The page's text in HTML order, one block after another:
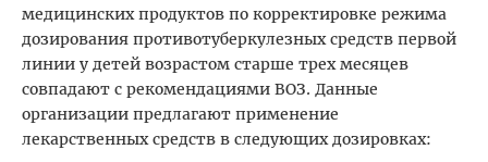
медицинских продуктов по корректировке режима
дозирования противотуберкулезных средств первой
линии у детей возрастом старше трех месяцев
совпадают с рекомендациями ВОЗ. Данные
организации предлагают применение
лекарственных средств в следующих дозировках: